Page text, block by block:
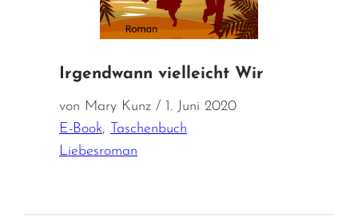
Irgendwann vielleicht Wir
von Mary Kunz / 1. Juni 2020
E-Book,
Taschenbuch
Liebesroman